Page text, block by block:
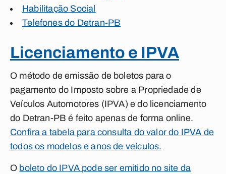
Habilitação Social
Telefones do Detran-PB
Licenciamento e IPVA
O método de emissão de boletos para o
pagamento do Imposto sobre a Propriedade de
Veículos Automotores (IPVA) e do licenciamento
do Detran-PB é feito apenas de forma online.
Confira a tabela para consulta do valor do IPVA de
todos os modelos e anos de veículos.
O boleto do IPVA pode ser emitido no site da